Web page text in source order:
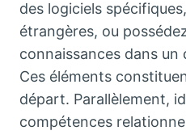
des logiciels
étrangères, ou
connaissances dans
Ces éléments
départ. Parallèlement,
compétences